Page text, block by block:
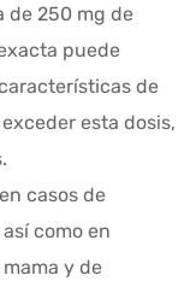
de 250 mg de
puede
de
esta dosis,
casos de
como en
y de